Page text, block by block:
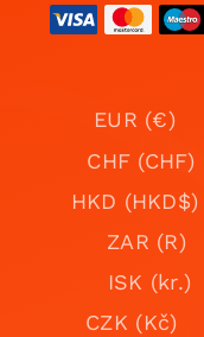
EUR (€)
CHF (CHF)
HKD (HKD$)
ZAR (R)
ISK (kr.)
CZK (Kč)